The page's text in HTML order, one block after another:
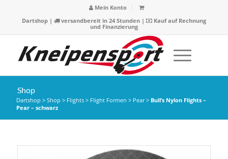
Mein Konto
Dartshop| versandbereit in 24 Stunden |
Kauf auf Rechnung
und Finanzierung
Shop
Dartshop > Shop > Flights> Flight Formen > Pear> Bull’s Nylon Flights –
Pear – schwarz